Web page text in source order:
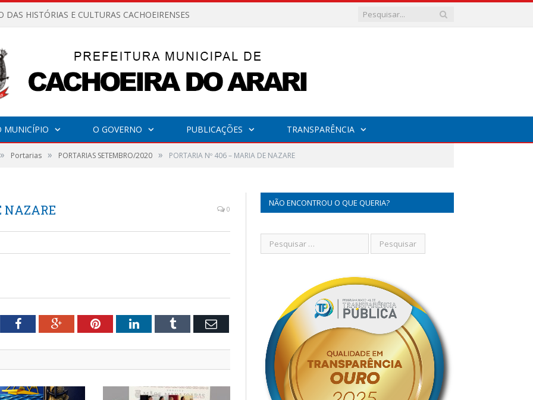
DAS HISTÓRIAS E CULTURAS CACHOEIRENSES
MUNICÍPIO O GOVERNO PUBLICAÇÕES TRANSPARÊNCIA
» Portarias » PORTARIAS SETEMBRO/2020 » PORTARIA Nº 406 – MARIA DE NAZARE
NAZARE 0
FacebookGoogle+PinterestLinkedInTumblr Email
NÃO ENCONTROU O QUE QUERIA?